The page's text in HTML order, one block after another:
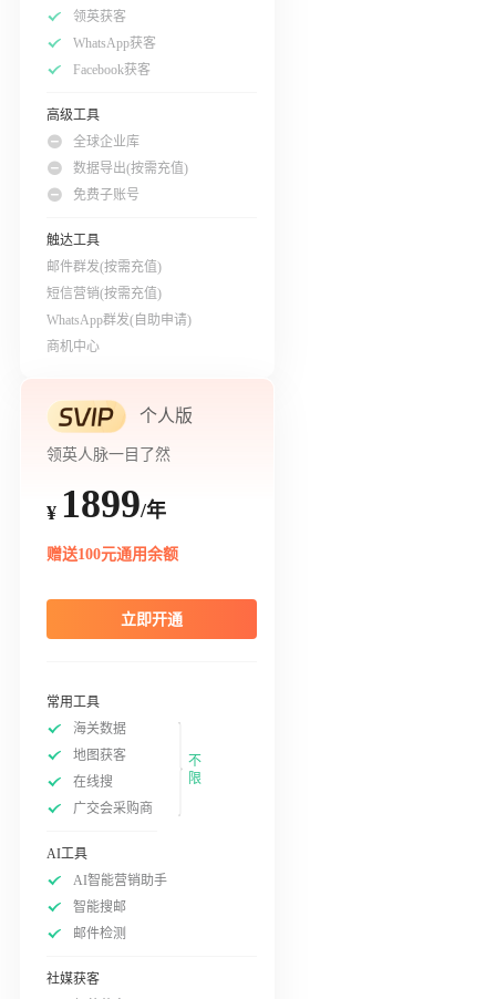
领英获客
WhatsApp获客
Facebook获客
高级工具
全球企业库
数据导出(按需充值)
免费子账号
触达工具
邮件群发(按需充值)
短信营销(按需充值)
WhatsApp群发(自助申请)
商机中心
个人版
领英人脉一目了然
¥ 1899/年
赠送100元通用余额
立即开通
常用工具
海关数据
地图获客
在线搜
广交会采购商
不
限
AI工具
AI智能营销助手
智能搜邮
邮件检测
社媒获客